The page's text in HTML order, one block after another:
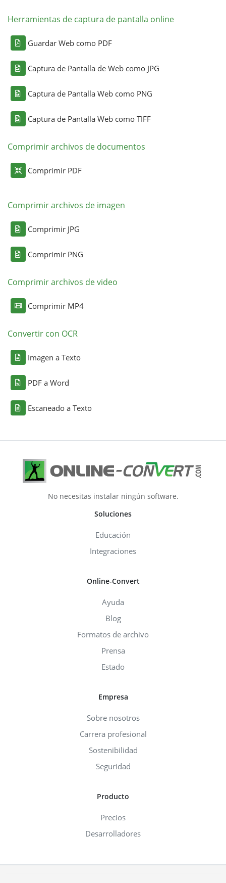
Herramientas de captura de pantalla online
Guardar Web como PDF
Captura de Pantalla de Web como JPG
Captura de Pantalla Web como PNG
Captura de Pantalla Web como TIFF
Comprimir archivos de documentos
Comprimir PDF
Comprimir archivos de imagen
Comprimir JPG
Comprimir PNG
Comprimir archivos de video
Comprimir MP4
Convertir con OCR
Imagen a Texto
PDF a Word
Escaneado a Texto
No necesitas instalar ningún software.
Soluciones
Educación
Integraciones
Online-Convert
Ayuda
Blog
Formatos de archivo
Prensa
Estado
Empresa
Sobre nosotros
Carrera profesional
Sostenibilidad
Seguridad
Producto
Precios
Desarrolladores